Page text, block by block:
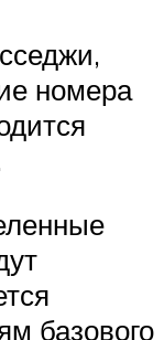
номера
базового